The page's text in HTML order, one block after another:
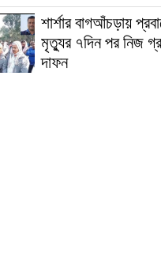
শার্শার বাগআঁচড়ায়
মৃত্যুর ৭দিন পর নিজ
দাফন